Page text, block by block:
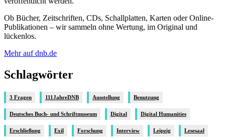
Ob Bücher, Zeitschriften, CDs, Schallplatten, Karten oder Online-
Publikationen – wir sammeln ohne Wertung, im Original und
lückenlos.
Mehr auf dnb.de
Schlagwörter
3 Fragen 111JahreDNB Ausstellung Benutzung
Deutsches Buch- und Schriftmuseum Digital Digital Humanities
Erschließung Exil Forschung Interview Leipzig Lesesaal